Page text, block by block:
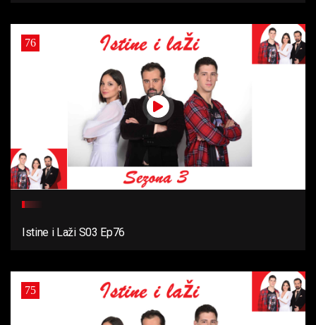
76
Istine i Laži S03 Ep76
75